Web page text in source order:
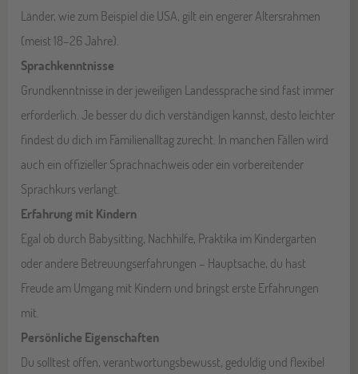
Länder, wie zum Beispiel die USA, gilt ein engerer Altersrahmen
(meist 18–26 Jahre).
Sprachkenntnisse
Grundkenntnisse in der jeweiligen Landessprache sind fast immer
erforderlich. Je besser du dich verständigen kannst, desto leichter
findest du dich im Familienalltag zurecht. In manchen Fällen wird
auch ein offizieller Sprachnachweis oder ein vorbereitender
Sprachkurs verlangt.
Erfahrung mit Kindern
Egal ob durch Babysitting, Nachhilfe, Praktika im Kindergarten
oder andere Betreuungserfahrungen – Hauptsache, du hast
Freude am Umgang mit Kindern und bringst erste Erfahrungen
mit.
Persönliche Eigenschaften
Du solltest offen, verantwortungsbewusst, geduldig und flexibel